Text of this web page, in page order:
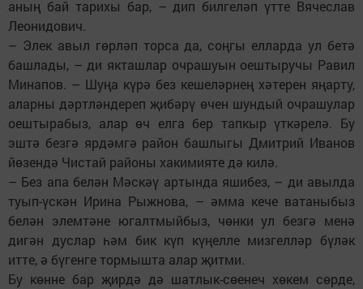
аның бай тарихы бар, – дип билгеләп үтте Вячеслав
Леонидович.
– Элек авыл гөрләп торса да, соңгы елларда ул бетә
башлады, – ди якташлар очрашуын оештыручы Равил
Минапов. – Шуңа күрә без кешеләрнең хәтерен яңарту,
аларны дәртләндереп җибәрү өчен шундый очрашулар
оештырабыз, алар өч елга бер тапкыр үткәрелә. Бу
эштә безгә ярдәмгә район башлыгы Дмит­рий Иванов
йөзендә Чистай районы хакимияте дә килә.
– Без апа белән Мәскәү артында яшибез, – ди авылда
туып-үскән Ирина Рыжнова, – әмма кече ватаныбыз
белән элемтәне югалтмыйбыз, чөнки ул безгә менә
дигән дуслар һәм бик күп күңелле мизгелләр бүләк
итте, ә бүгенге тормышта алар җитми.
Бу көнне бар җирдә дә шатлык-сөенеч хөкем сөрде,